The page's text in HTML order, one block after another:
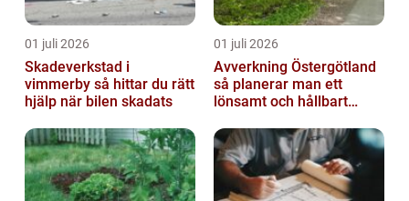
01 juli 2026
Skadeverkstad i
vimmerby så hittar du rätt
hjälp när bilen skadats
01 juli 2026
Avverkning Östergötland
så planerar man ett
lönsamt och hållbart